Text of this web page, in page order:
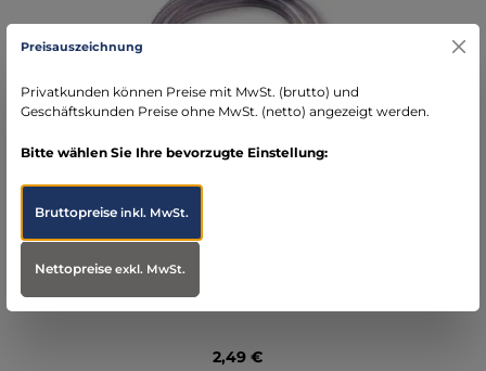
PVC-Absaugschlauch
Regulärer Preis:
2,49 €
Preisauszeichnung
Privatkunden können Preise mit MwSt. (brutto) und
Geschäftskunden Preise ohne MwSt. (netto) angezeigt werden.
Bitte wählen Sie Ihre bevorzugte Einstellung:
Bruttopreiseinkl. MwSt.
Nettopreiseexkl. MwSt.